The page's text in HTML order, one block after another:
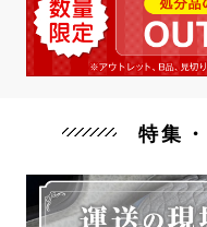
特集